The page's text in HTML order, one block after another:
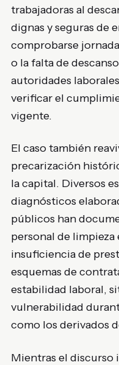
trabajadoras al
dignas y seguras de
comprobarse
o la falta de
autoridades
verificar el
vigente.
El caso también
precarización
la capital. Diversos
diagnósticos
públicos han
personal de limpieza
insuficiencia de
esquemas de
estabilidad laboral,
vulnerabilidad
como los derivados
Mientras el discurso